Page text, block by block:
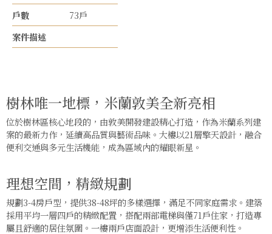
戶數
73戶
案件描述
樹林唯一地標，米蘭敦美全新亮相
位於樹林區核心地段的，由敦美開發建設精心打造，作為米蘭系列建
案的最新力作，延續高品質與藝術品味。大樓以21層擎天設計，融合
便利交通與多元生活機能，成為區域內的耀眼新星。
理想空間，精緻規劃
規劃3-4房戶型，提供38-48坪的多樣選擇，滿足不同家庭需求。建築
採用平均一層四戶的精緻配置，搭配兩部電梯與僅71戶住家，打造專
屬且舒適的居住氛圍。一樓兩戶店面設計，更增添生活便利性。